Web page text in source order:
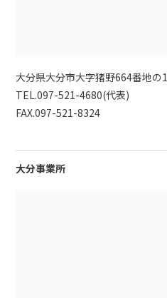
大分県大分市大字猪野664番地の1
TEL.097-521-4680(代表)
FAX.097-521-8324
大分事業所